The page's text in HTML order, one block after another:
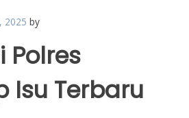
2025 by
Polres
Isu Terbaru